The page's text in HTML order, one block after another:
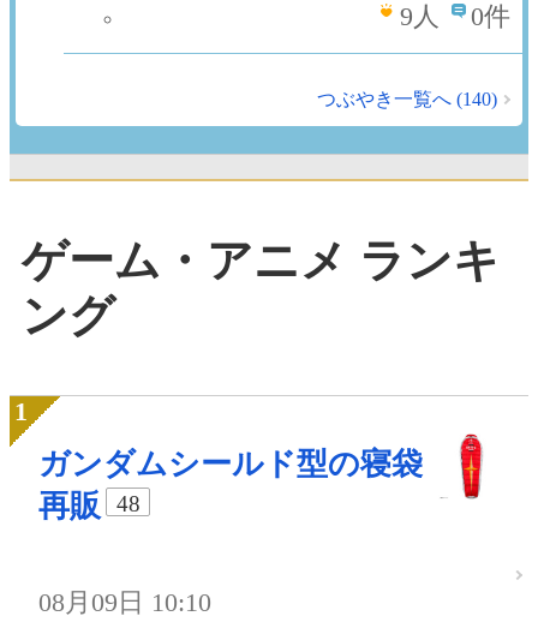
9人 0件
つぶやき一覧へ (140)
ゲーム・アニメ ランキ
ング
ガンダムシールド型の寝袋
再販
48
08月09日 10:10